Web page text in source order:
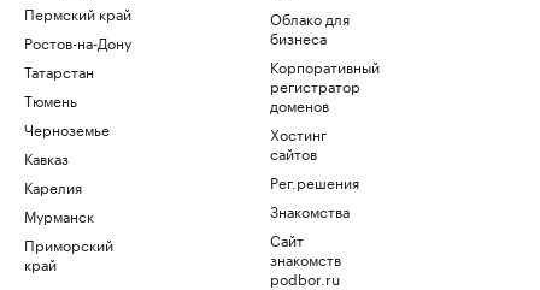
Пермский край
Ростов-на-Дону
Татарстан
Тюмень
Черноземье
Кавказ
Карелия
Мурманск
Приморский
край
Облако для
бизнеса
Корпоративный
регистратор
доменов
Хостинг
сайтов
Рег.решения
Знакомства
Сайт
знакомств
podbor.ru